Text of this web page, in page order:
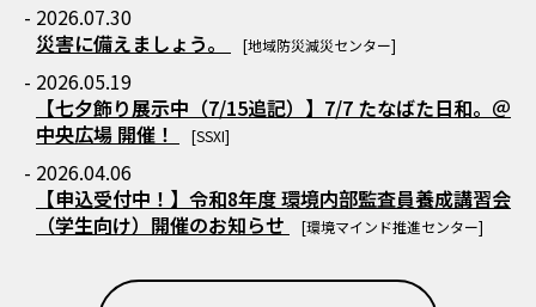
- 2026.07.30
災害に備えましょう。
[地域防災減災センター]
- 2026.05.19
【七夕飾り展示中（7/15追記）】7/7 たなばた日和。＠
中央広場 開催！
[SSXI]
- 2026.04.06
【申込受付中！】令和8年度 環境内部監査員養成講習会
（学生向け）開催のお知らせ
[環境マインド推進センター]